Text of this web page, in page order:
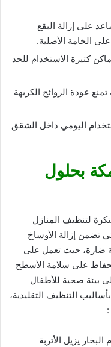
على إزالة البقع
على الخامة الأصلية.
كثيرة الاستخدام للحد
عودة الروائح الكريهة
اليومي داخل الشقق
بحلول
لتنظيف المنازل
تضمن إزالة الأوساخ
ضارة، حيث تعمل على
على سلامة الأسطح
بيئة صحية للأطفال
التنظيف التقليدية،
:
يزيل الأتربة